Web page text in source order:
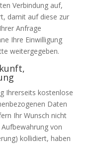
Verbindung auf,
damit auf diese zur
Anfrage
Ihre Einwilligung
weitergegeben.
Ihrerseits kostenlose
Daten
Ihr Wunsch nicht
von
kollidiert, haben